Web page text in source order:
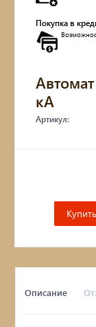
Покупка в
кА
Артикул:
Описание